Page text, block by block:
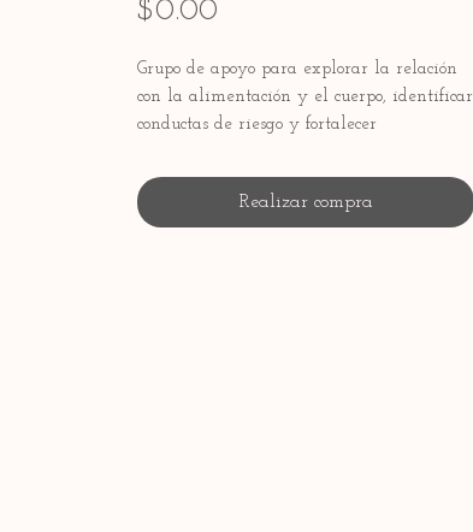
$0.00
Grupo de apoyo para explorar la relación
con la alimentación y el cuerpo, identificar
conductas de riesgo y fortalecer
emocional.
Realizar compra